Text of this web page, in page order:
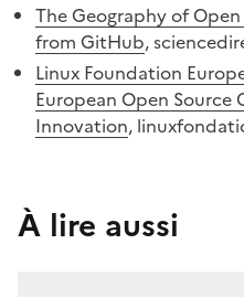
The Geography of
from GitHub,
Linux Foundation
European Open Source
Innovation,
À lire aussi